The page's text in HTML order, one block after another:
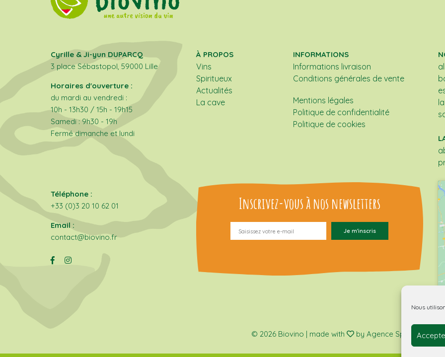
Nous
Cyrille & Ji-yun DUPARCQ
3 place Sébastopol, 59000 Lille
Horaires d'ouverture :
du mardi au vendredi :
10h - 13h30 / 15h - 19h15
Samedi : 9h30 - 19h
Fermé dimanche et lundi
À PROPOS
Vins
Spiritueux
Actualités
La cave
INFORMATIONS
Informations livraison
Conditions générales de vente
Mentions légales
Politique de confidentialité
Politique de cookies
Téléphone :
+33 (0)3 20 10 62 01
Email :
contact@biovino.fr
Inscrivez-vous à nos newsletters
© 2026 Biovino | made with by Agence Spritz.